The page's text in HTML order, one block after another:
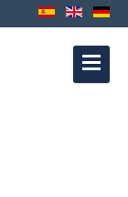
Aviso Legal